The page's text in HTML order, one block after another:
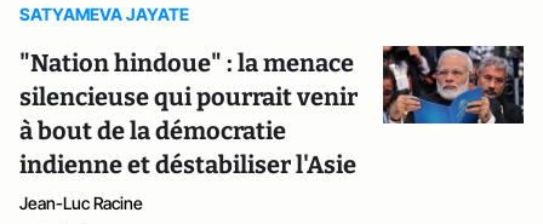
SATYAMEVA JAYATE
"Nation hindoue" : la menace
silencieuse qui pourrait venir
à bout de la démocratie
indienne et déstabiliser l'Asie
Jean-Luc Racine